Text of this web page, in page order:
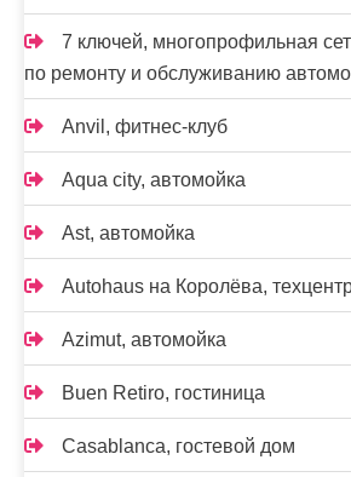
7 ключей, многопрофильная
по ремонту и обслуживанию
Anvil, фитнес-клуб
Aqua city, автомойка
Ast, автомойка
Autohaus на Королёва,
Azimut, автомойка
Buen Retiro, гостиница
Casablanca, гостевой дом